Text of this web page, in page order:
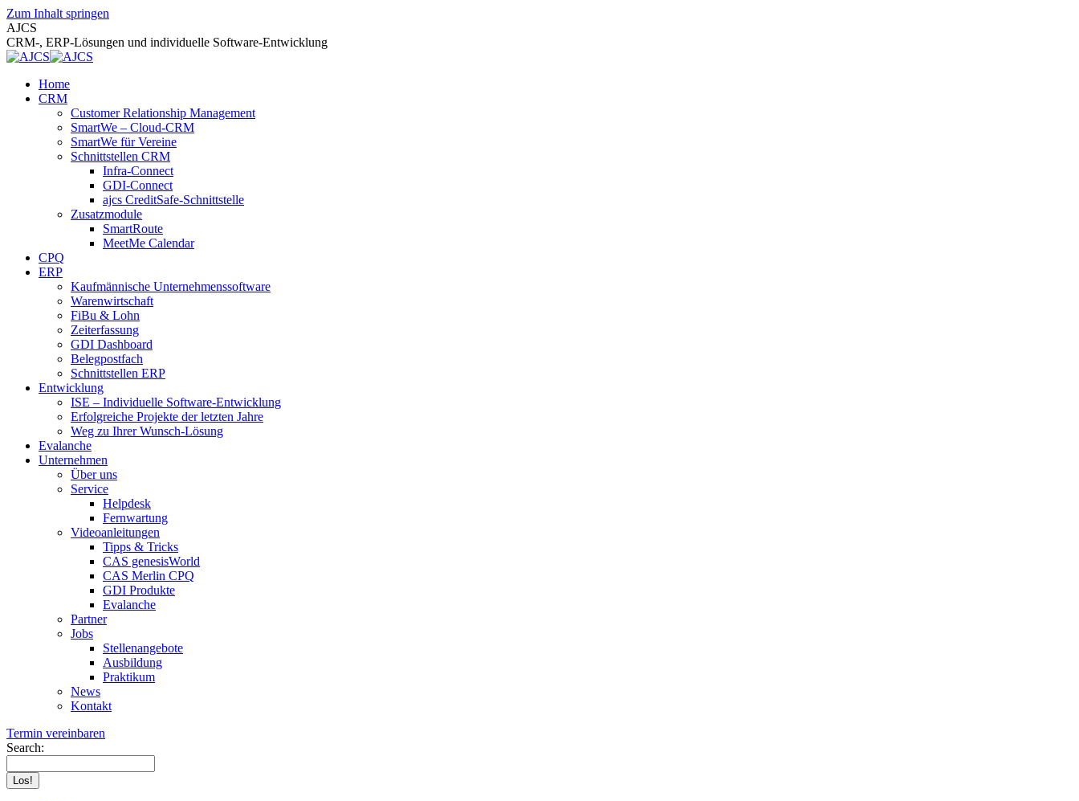
Zum Inhalt springen
AJCS
CRM-, ERP-Lösungen und individuelle Software-Entwicklung
Home
CRM
Customer Relationship Management
SmartWe – Cloud-CRM
SmartWe für Vereine
Schnittstellen CRM
Infra-Connect
GDI-Connect
ajcs CreditSafe-Schnittstelle
Zusatzmodule
SmartRoute
MeetMe Calendar
CPQ
ERP
Kaufmännische Unternehmenssoftware
Warenwirtschaft
FiBu & Lohn
Zeiterfassung
GDI Dashboard
Belegpostfach
Schnittstellen ERP
Entwicklung
ISE – Individuelle Software-Entwicklung
Erfolgreiche Projekte der letzten Jahre
Weg zu Ihrer Wunsch-Lösung
Evalanche
Unternehmen
Über uns
Service
Helpdesk
Fernwartung
Videoanleitungen
Tipps & Tricks
CAS genesisWorld
CAS Merlin CPQ
GDI Produkte
Evalanche
Partner
Jobs
Stellenangebote
Ausbildung
Praktikum
News
Kontakt
Termin vereinbaren
Search: